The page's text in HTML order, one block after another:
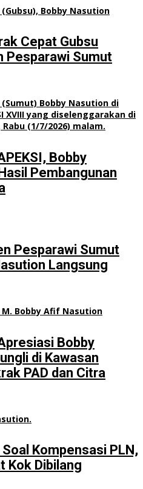
Cepat Gubsu
Pesparawi Sumut
Bobby
Pembangunan
Pesparawi Sumut
Langsung
Bobby
di Kawasan
PAD dan Citra
Soal Kompensasi PLN,
Kok Dibilang